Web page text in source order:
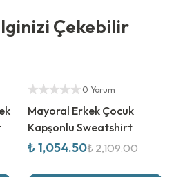
Çekebilir
Yetkili Satıcı
0 Yorum
Mayoral Erkek Çocuk
Kapşonlu Sweatshirt
₺ 1,054.50₺ 2,109.00